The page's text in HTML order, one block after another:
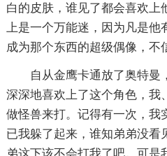
白的皮肤，谁见了都会喜欢上
上是一个万能迷，因为凡是
成为那个东西的超级偶像，不
自从金鹰卡通放了奥特曼
深深地喜欢上了这个角色，我
做怪兽来打。记得有一次，我
已我躲了起来，谁知弟弟没看
弟这下该不会打我了吧。可是